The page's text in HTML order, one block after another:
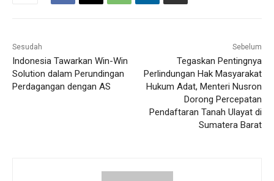
Sesudah
Indonesia Tawarkan Win-Win
Solution dalam Perundingan
Perdagangan dengan AS
Sebelum
Tegaskan Pentingnya
Perlindungan Hak Masyarakat
Hukum Adat, Menteri Nusron
Dorong Percepatan
Pendaftaran Tanah Ulayat di
Sumatera Barat